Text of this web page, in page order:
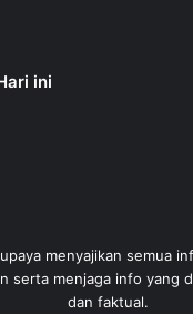
ini
menyajikan semua
serta menjaga info yang
dan faktual.